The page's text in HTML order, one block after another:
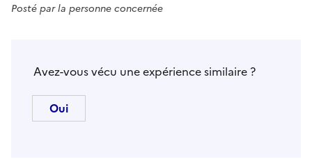
Posté parla personne concernée
Avez-vous vécu une expérience similaire ?